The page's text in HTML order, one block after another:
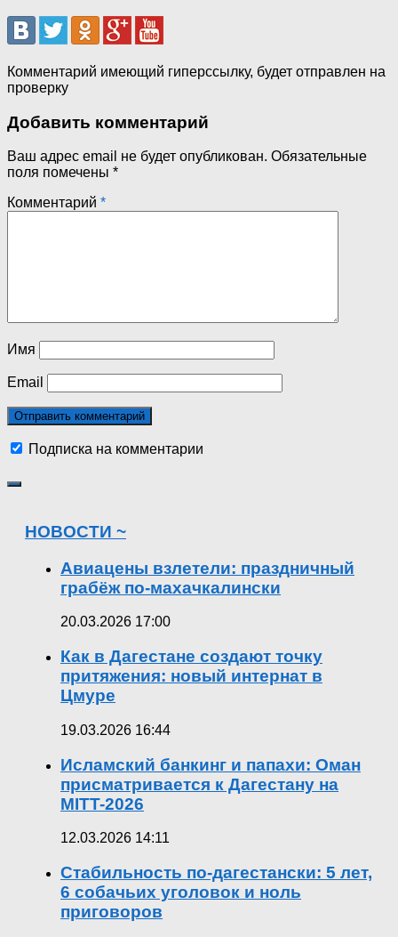
Комментарий имеющий гиперссылку, будет отправлен на
проверку
Добавить комментарий
Ваш адрес email не будет опубликован. Обязательные
поля помечены *
Комментарий *
Имя
Email
Подписка на комментарии
НОВОСТИ ~
Авиацены взлетели: праздничный
грабёж по-махачкалински
20.03.2026 17:00
Как в Дагестане создают точку
притяжения: новый интернат в
Цмуре
19.03.2026 16:44
Исламский банкинг и папахи: Оман
присматривается к Дагестану на
MITT-2026
12.03.2026 14:11
Стабильность по-дагестански: 5 лет,
6 собачьих уголовок и ноль
приговоров